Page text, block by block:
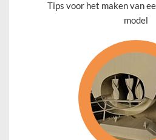
Tips voor het maken van
model